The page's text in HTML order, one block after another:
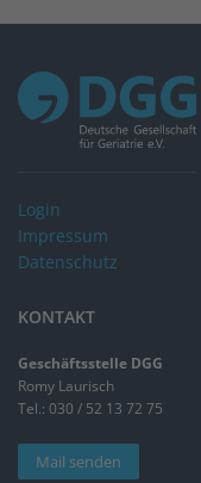
Login
Impressum
Datenschutz
KONTAKT
Geschäftsstelle DGG
Romy Laurisch
Tel.: 030 / 52 13 72 75
Mail senden